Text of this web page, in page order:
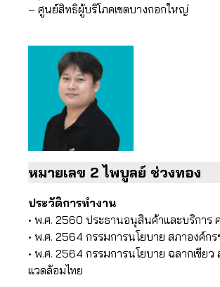
– ศูนย์สิทธิผู้บริโภคเขตบางกอกใหญ่
หมายเลข 2 ไพบูลย์ ช่วงทอง
ประวัติการทำงาน
• พ.ศ. 2560 ประธานอนุสินค้าและบริการ
• พ.ศ. 2564 กรรมการนโยบาย สภาองค์ก
• พ.ศ. 2564 กรรมการนโยบาย ฉลากเขียว
แวดล้อมไทย